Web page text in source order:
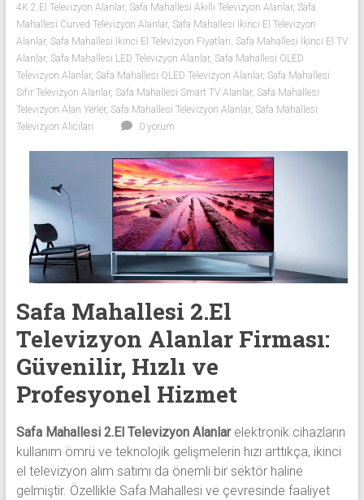
2.
el
televizyonlarınızı
hemen
bize
satarak
nakit
ödeme
alanlar
adresten
alım
yapıyor
4K 2.El Televizyon Alanlar, Safa Mahallesi Akıllı Televizyon Alanlar, Safa
Mahallesi Curved Televizyon Alanlar, Safa Mahallesi İkinci El Televizyon
Alanlar, Safa Mahallesi İkinci El Televizyon Fiyatları Safa Mahallesi İkinci El TV
Alanlar, Safa Mahallesi LED Televizyon Alanlar, Safa Mahallesi OLED
Televizyon Alanlar, Safa Mahallesi QLED Televizyon Alanlar, Safa Mahallesi
Sıfır Televizyon Alanlar, Safa Mahallesi Smart TV Alanlar, Safa Mahallesi
Televizyon Alan Yerler, Safa Mahallesi Televizyon Alanlar, Safa Mahallesi
Televizyon Alıcıları
0 yorum
Safa Mahallesi 2.El
Televizyon Alanlar Firması:
Güvenilir, Hızlı ve
Profesyonel Hizmet
Safa Mahallesi 2.El Televizyon Alanlarelektronik cihazların
kullanım ömrü ve teknolojik gelişmelerin hızı arttıkça, ikinci
el televizyon alım satımı da önemli bir sektör haline
gelmiştir. Özellikle Safa Mahallesi ve çevresinde faaliyet